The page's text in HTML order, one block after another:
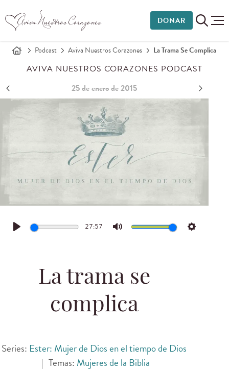
DONAR
Podcast Aviva Nuestros Corazones La Trama Se Complica
AVIVA NUESTROS CORAZONES PODCAST
25 de enero de 2015
Play
27:57
Mute Settings
La trama se
complica
Series: Ester: Mujer de Dios en el tiempo de Dios
| Temas: Mujeres de la Biblia